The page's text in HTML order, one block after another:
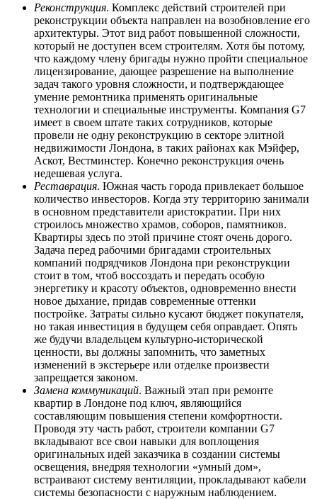
Реконструкция. Комплекс действий строителей при
реконструкции объекта направлен на возобновление его
архитектуры. Этот вид работ повышенной сложности,
который не доступен всем строителям. Хотя бы потому,
что каждому члену бригады нужно пройти специальное
лицензирование, дающее разрешение на выполнение
задач такого уровня сложности, и подтверждающее
умение ремонтника применять оригинальные
технологии и специальные инструменты. Компания G7
имеет в своем штате таких сотрудников, которые
провели не одну реконструкцию в секторе элитной
недвижимости Лондона, в таких районах как Мэйфер,
Аскот, Вестминстер. Конечно реконструкция очень
недешевая услуга.
Реставрация. Южная часть города привлекает большое
количество инвесторов. Когда эту территорию занимали
в основном представители аристократии. При них
строилось множество храмов, соборов, памятников.
Квартиры здесь по этой причине стоят очень дорого.
Задача перед рабочими бригадами строительных
компаний подрядчиков Лондона при реконструкции
стоит в том, чтоб воссоздать и передать особую
энергетику и красоту объектов, одновременно внести
новое дыхание, придав современные оттенки
постройке. Затраты сильно кусают бюджет покупателя,
но такая инвестиция в будущем себя оправдает. Опять
же будучи владельцем культурно-исторической
ценности, вы должны запомнить, что заметных
изменений в экстерьере или отделке произвести
запрещается законом.
Замена коммуникаций. Важный этап при ремонте
квартир в Лондоне под ключ, являющийся
составляющим повышения степени комфортности.
Проводя эту часть работ, строители компании G7
вкладывают все свои навыки для воплощения
оригинальных идей заказчика в создании системы
освещения, внедряя технологии «умный дом»,
встраивают систему вентиляции, прокладывают кабели
системы безопасности с наружным наблюдением.